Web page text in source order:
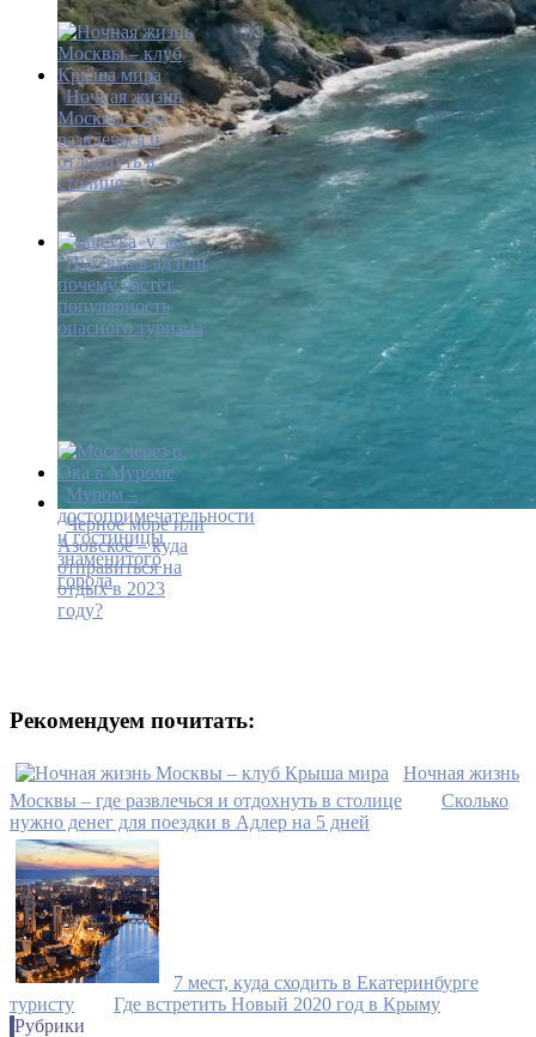
Черное море или
Азовское – куда
отправиться на
отдых в 2023
году?
Ночная жизнь
Москвы – где
развлечься и
отдохнуть в
столице
Путёвка в ад или
почему растёт
популярность
опасного туризма
Муром –
достопримечательности
и гостиницы
знаменитого
города
Рекомендуем почитать:
Ночная жизнь
Москвы – где развлечься и отдохнуть в столице
Сколько
нужно денег для поездки в Адлер на 5 дней
7 мест, куда сходить в Екатеринбурге
туристу
Где встретить Новый 2020 год в Крыму
Рубрики